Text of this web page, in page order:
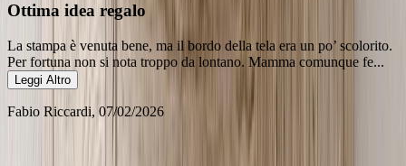
Ottima idea regalo
La stampa è venuta bene, ma il bordo della tela era un po’ scolorito.
Per fortuna non si nota troppo da lontano. Mamma comunque fe...
Leggi Altro
Fabio Riccardi, 07/02/2026
Regali Personalizzati con Foto per la Festa della